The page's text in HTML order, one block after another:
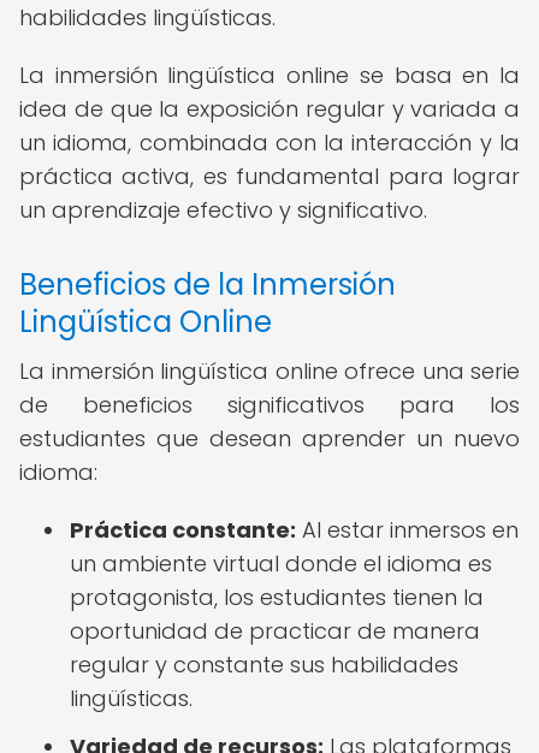
habilidades lingüísticas.
La inmersión lingüística online se basa en la
idea de que la exposición regular y variada a
un idioma, combinada con la interacción y la
práctica activa, es fundamental para lograr
un aprendizaje efectivo y significativo.
Beneficios de la Inmersión
Lingüística Online
La inmersión lingüística online ofrece una serie
de beneficios significativos para los
estudiantes que desean aprender un nuevo
idioma:
Práctica constante: Al estar inmersos en
un ambiente virtual donde el idioma es
protagonista, los estudiantes tienen la
oportunidad de practicar de manera
regular y constante sus habilidades
lingüísticas.
Variedad de recursos: Las plataformas